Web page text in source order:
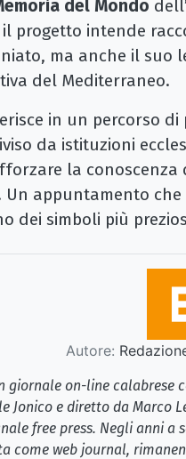
del Mondo
progetto intende
ma anche il suo
del Mediterraneo.
in un percorso
da istituzioni
la conoscenza
appuntamento
dei simboli più
Autore:
giornale on-line calabrese
Jonico e diretto da Marco
free press. Negli anni a
come web journal,